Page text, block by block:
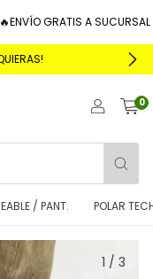
GRATIS A SUCURSAL
0
/ PANT. POLAR
1 / 3